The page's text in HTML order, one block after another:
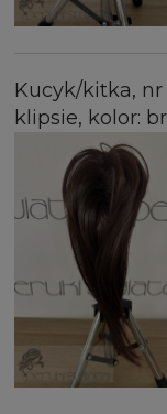
Kucyk/kitka, nr
klipsie, kolor: